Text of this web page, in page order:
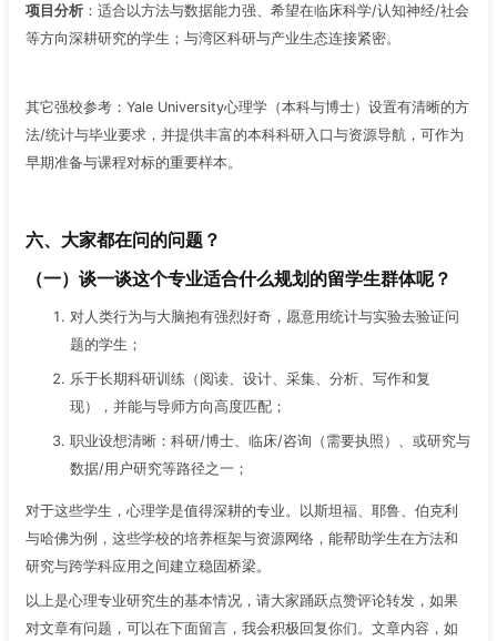
项目分析 ：适合以方法与数据能力强、希望在临床科学/认知神经/社会
等方向深耕研究的学生；与湾区科研与产业生态连接紧密。
其它强校参考：Yale University心理学（本科与博士）设置有清晰的方
法/统计与毕业要求，并提供丰富的本科科研入口与资源导航，可作为
早期准备与课程对标的重要样本。
六、大家都在问的问题？
（一）谈一谈这个专业适合什么规划的留学生群体呢？
对人类行为与大脑抱有强烈好奇，愿意用统计与实验去验证问
题的学生；
乐于长期科研训练（阅读、设计、采集、分析、写作和复
现），并能与导师方向高度匹配；
职业设想清晰：科研/博士、临床/咨询（需要执照）、或研究与
数据/用户研究等路径之一；
对于这些学生，心理学是值得深耕的专业。以斯坦福、耶鲁、伯克利
与哈佛为例，这些学校的培养框架与资源网络，能帮助学生在方法和
研究与跨学科应用之间建立稳固桥梁。
以上是心理专业研究生的基本情况，请大家踊跃点赞评论转发，如果
对文章有问题，可以在下面留言，我会积极回复你们。文章内容，如